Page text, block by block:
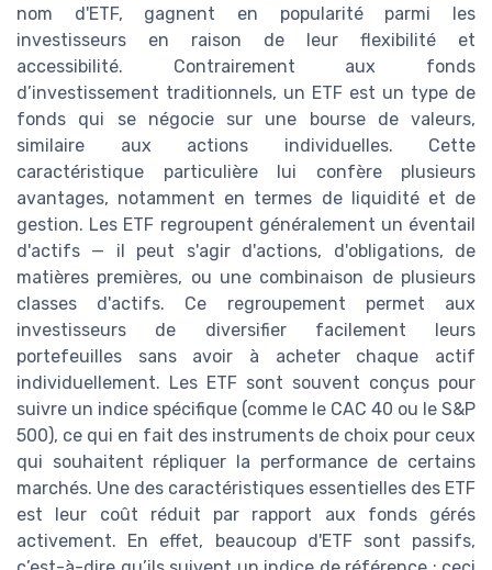
nom d'ETF, gagnent en popularité parmi les
investisseurs en raison de leur flexibilité et
accessibilité. Contrairement aux fonds
d’investissement traditionnels, un ETF est un type de
fonds qui se négocie sur une bourse de valeurs,
similaire aux actions individuelles. Cette
caractéristique particulière lui confère plusieurs
avantages, notamment en termes de liquidité et de
gestion. Les ETF regroupent généralement un éventail
d'actifs — il peut s'agir d'actions, d'obligations, de
matières premières, ou une combinaison de plusieurs
classes d'actifs. Ce regroupement permet aux
investisseurs de diversifier facilement leurs
portefeuilles sans avoir à acheter chaque actif
individuellement. Les ETF sont souvent conçus pour
suivre un indice spécifique (comme le CAC 40 ou le S&P
500), ce qui en fait des instruments de choix pour ceux
qui souhaitent répliquer la performance de certains
marchés. Une des caractéristiques essentielles des ETF
est leur coût réduit par rapport aux fonds gérés
activement. En effet, beaucoup d'ETF sont passifs,